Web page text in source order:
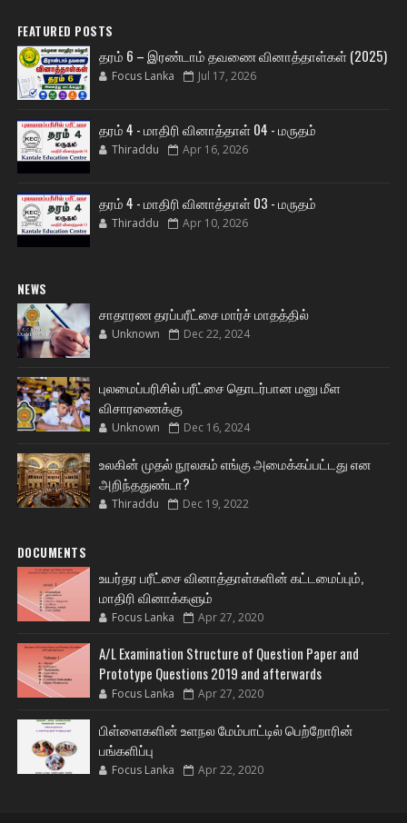
FEATURED POSTS
தரம் 6 – இரண்டாம் தவணை வினாத்தாள்கள் (2025)
Focus Lanka Jul 17, 2026
தரம் 4 - மாதிரி வினாத்தாள் 04 - மருதம்
Thiraddu Apr 16, 2026
தரம் 4 - மாதிரி வினாத்தாள் 03 - மருதம்
Thiraddu Apr 10, 2026
NEWS
சாதாரண தரப்பரீட்சை மார்ச் மாதத்தில்
Unknown Dec 22, 2024
புலமைப்பரிசில் பரீட்சை தொடர்பான மனு மீள
விசாரணைக்கு
Unknown Dec 16, 2024
உலகின் முதல் நூலகம் எங்கு அமைக்கப்பட்டது என
அறிந்ததுண்டா?
Thiraddu Dec 19, 2022
DOCUMENTS
உயர்தர பரீட்சை வினாத்தாள்களின் கட்டமைப்பும்,
மாதிரி வினாக்களும்
Focus Lanka Apr 27, 2020
A/L Examination Structure of Question Paper and
Prototype Questions 2019 and afterwards
Focus Lanka Apr 27, 2020
பிள்ளைகளின் உளநல மேம்பாட்டில் பெற்றோரின்
பங்களிப்பு
Focus Lanka Apr 22, 2020